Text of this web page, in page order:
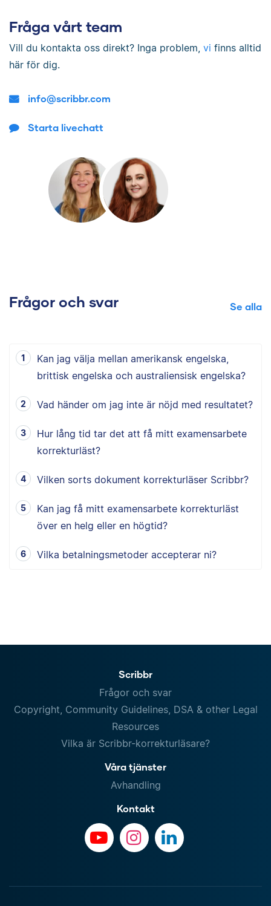
Fråga vårt team
Vill du kontakta oss direkt? Inga problem, vi finns alltid
här för dig.
info@scribbr.com
Starta livechatt
Frågor och svar Se alla
Kan jag välja mellan amerikansk engelska,
brittisk engelska och australiensisk engelska?
Vad händer om jag inte är nöjd med resultatet?
Hur lång tid tar det att få mitt examensarbete
korrekturläst?
Vilken sorts dokument korrekturläser Scribbr?
Kan jag få mitt examensarbete korrekturläst
över en helg eller en högtid?
Vilka betalningsmetoder accepterar ni?
Scribbr
Frågor och svar
Copyright, Community Guidelines, DSA & other Legal
Resources
Vilka är Scribbr-korrekturläsare?
Våra tjänster
Avhandling
Kontakt